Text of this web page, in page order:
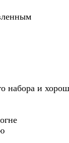
набора и